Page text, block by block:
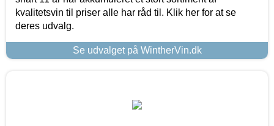
kvalitetsvin til priser alle har råd til. Klik her for at se
deres udvalg.
Se udvalget på WintherVin.dk